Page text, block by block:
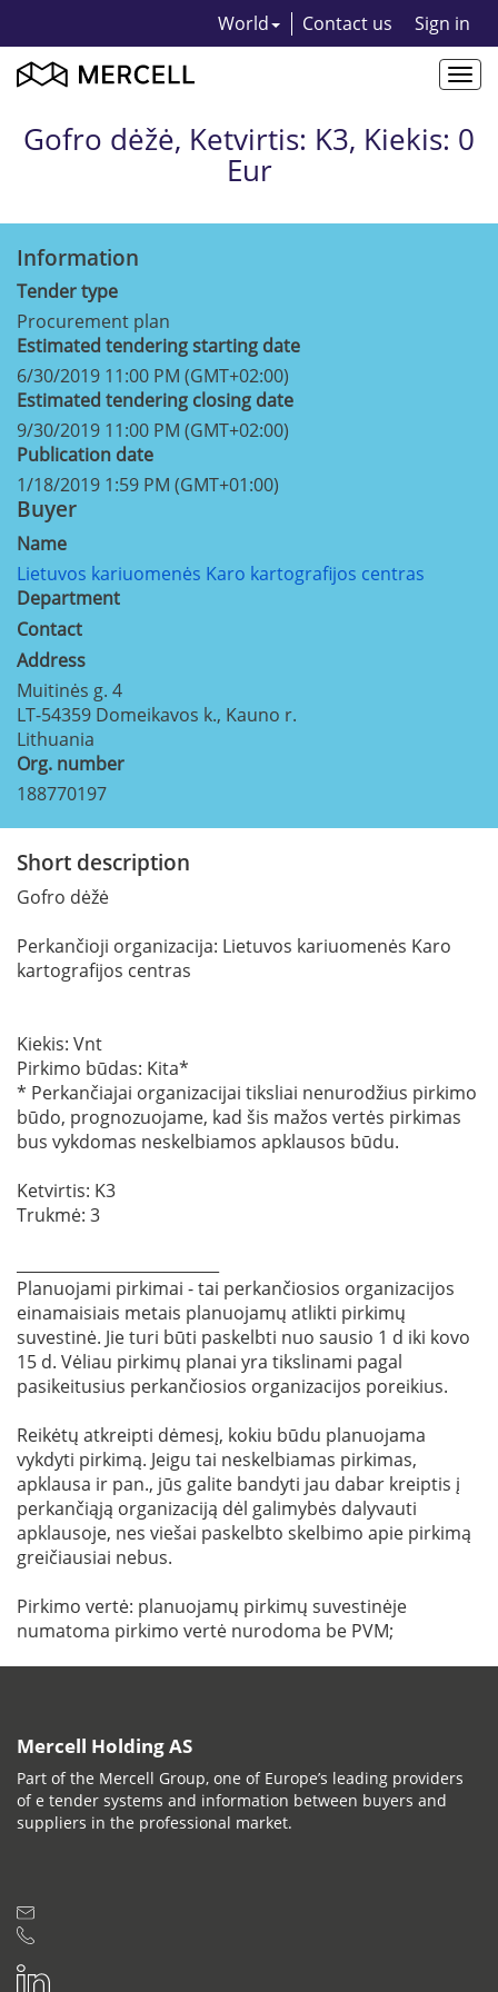
World Contact us Sign in
Gofro dėžė, Ketvirtis: K3, Kiekis: 0
Eur
Information
Tender type
Procurement plan
Estimated tendering starting date
6/30/2019 11:00 PM (GMT+02:00)
Estimated tendering closing date
9/30/2019 11:00 PM (GMT+02:00)
Publication date
1/18/2019 1:59 PM (GMT+01:00)
Buyer
Name
Lietuvos kariuomenės Karo kartografijos centras
Department
Contact
Address
Muitinės g. 4
LT-54359 Domeikavos k., Kauno r.
Lithuania
Org. number
188770197
Short description
Gofro dėžė
Perkančioji organizacija: Lietuvos kariuomenės Karo
kartografijos centras
Kiekis: Vnt
Pirkimo būdas: Kita*
* Perkančiajai organizacijai tiksliai nenurodžius pirkimo
būdo, prognozuojame, kad šis mažos vertės pirkimas
bus vykdomas neskelbiamos apklausos būdu.
Ketvirtis: K3
Trukmė: 3
Planuojami pirkimai - tai perkančiosios organizacijos
einamaisiais metais planuojamų atlikti pirkimų
suvestinė. Jie turi būti paskelbti nuo sausio 1 d iki kovo
15 d. Vėliau pirkimų planai yra tikslinami pagal
pasikeitusius perkančiosios organizacijos poreikius.
Reikėtų atkreipti dėmesį, kokiu būdu planuojama
vykdyti pirkimą. Jeigu tai neskelbiamas pirkimas,
apklausa ir pan., jūs galite bandyti jau dabar kreiptis į
perkančiąją organizaciją dėl galimybės dalyvauti
apklausoje, nes viešai paskelbto skelbimo apie pirkimą
greičiausiai nebus.
Pirkimo vertė: planuojamų pirkimų suvestinėje
numatoma pirkimo vertė nurodoma be PVM;
Mercell Holding AS
Part of the Mercell Group, one of Europe’s leading providers
of e tender systems and information between buyers and
suppliers in the professional market.